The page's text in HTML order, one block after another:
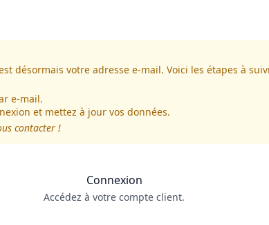
désormais votre adresse e-mail. Voici les étapes à
e-mail.
et mettez à jour vos données.
contacter !
Connexion
Accédez à votre compte client.